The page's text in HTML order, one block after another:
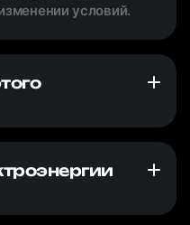
условий.